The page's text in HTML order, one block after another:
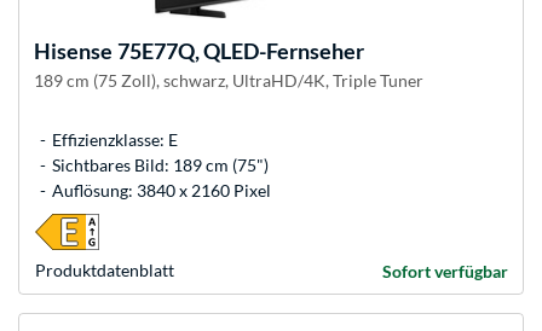
Hisense 75E77Q, QLED-Fernseher
189 cm (75 Zoll), schwarz, UltraHD/4K, Triple Tuner
Effizienzklasse: E
Sichtbares Bild: 189 cm (75")
Auflösung: 3840 x 2160 Pixel
Produkt­datenblatt Sofort verfügbar